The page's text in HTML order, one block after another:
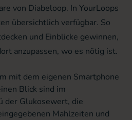
von Diabeloop. In YourLoops
übersichtlich verfügbar. So
und Einblicke gewinnen,
anzupassen, wo es nötig ist.
mit dem eigenen Smartphone
Blick sind im
der Glukosewert, die
Mahlzeiten und